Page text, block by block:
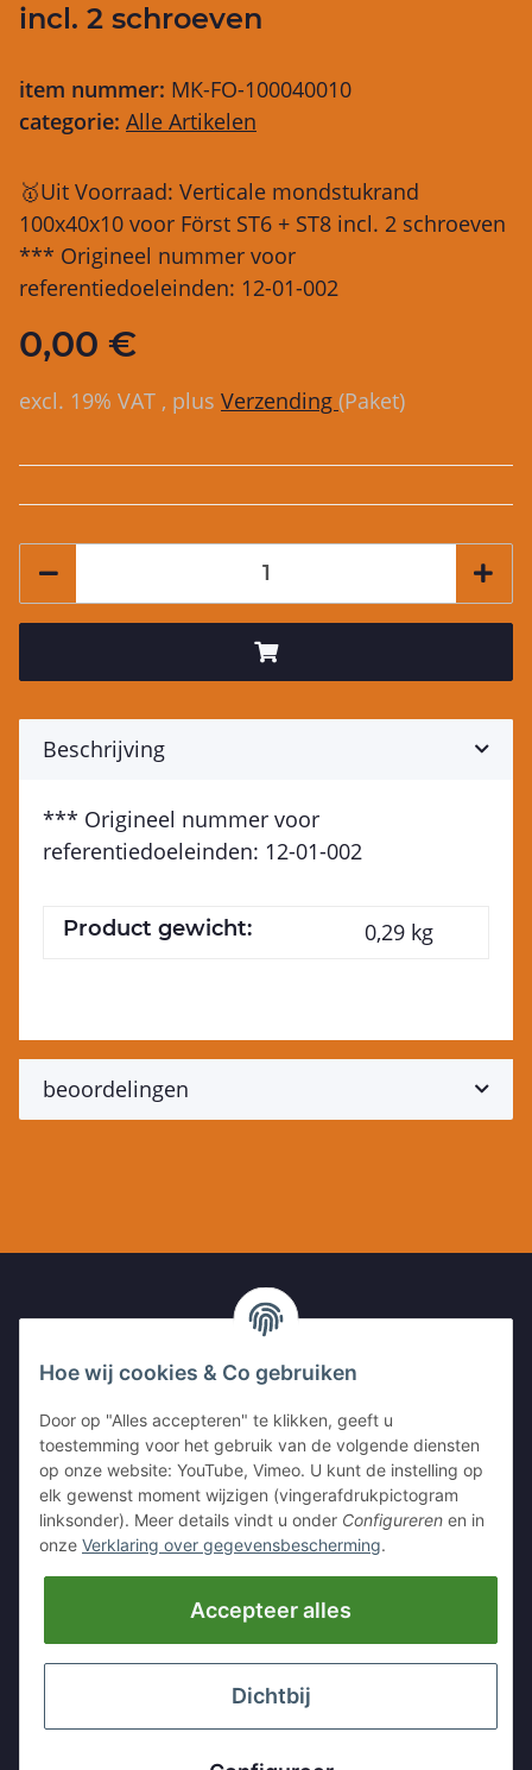
incl. 2 schroeven
item nummer: MK-FO-100040010
categorie: Alle Artikelen
🥇Uit Voorraad: Verticale mondstukrand
100x40x10 voor Först ST6 + ST8 incl. 2 schroeven
*** Origineel nummer voor
referentiedoeleinden: 12-01-002
0,00 €
excl. 19% VAT , plus Verzending (Paket)
Beschrijving
*** Origineel nummer voor
referentiedoeleinden: 12-01-002
Product gewicht: 0,29 kg
beoordelingen
47803 Krefeld
Tel:+49 (0)2151 5372253
Mobil:+49 (0)157 30656681
E-Mai:info@hackmesser24.de
LEGALE INFORMATIE
Hoe wij cookies & Co gebruiken
Door op "Alles accepteren" te klikken, geeft u
toestemming voor het gebruik van de volgende diensten
op onze website: YouTube, Vimeo. U kunt de instelling op
elk gewenst moment wijzigen (vingerafdrukpictogram
linksonder). Meer details vindt u onder Configureren en in
onze Verklaring over gegevensbescherming.
Accepteer alles
Dichtbij